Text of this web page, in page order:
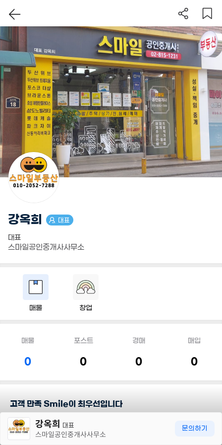
강옥희 대표
대표
스마일공인중개사사무소
매물 창업
매물
0
포스트
0
경매
0
매입
0
고객 만족 Smile이 최우선입니다
고객 만족 Smile을 최우선으로 하는 상도두산위브 스마일 부동산입
니다.
강옥희 대표
스마일공인중개사사무소
문의하기
이 지역 보기